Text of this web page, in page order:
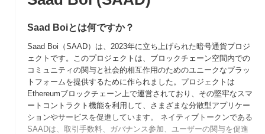
Saad Boiとは何ですか？
Saad Boi（SAAD）は、2023年に立ち上げられた暗号通貨プロジ
ェクトです。このプロジェクトは、ブロックチェーン空間内での
コミュニティの関与と社会的相互作用のためのユニークなプラッ
トフォームを提供するために作られました。プロジェクトは
Ethereumブロックチェーン上で運営されており、その堅牢なスマ
ートコントラクト機能を利用して、さまざまな分散型アプリケー
ションやサービスを促進しています。 ネイティブトークンである
SAADは、取引手数料、ガバナンス参加、ユーザーの関与を促進